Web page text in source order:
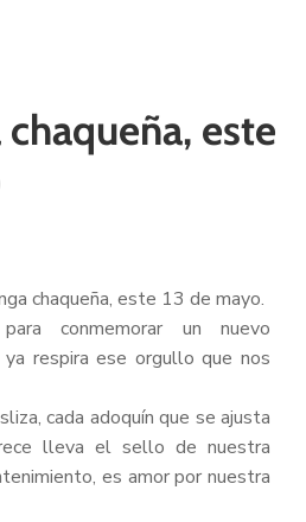
este
chaqueña, este 13 de mayo.
conmemorar un nuevo
respira ese orgullo que nos
cada adoquín que se ajusta
lleva el sello de nuestra
es amor por nuestra